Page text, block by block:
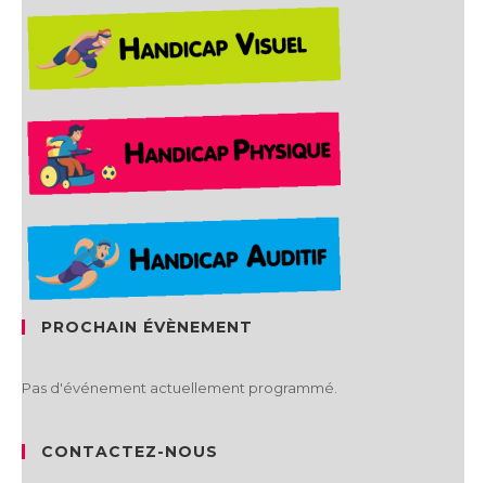
PROCHAIN ÉVÈNEMENT
Pas d'événement actuellement programmé.
CONTACTEZ-NOUS